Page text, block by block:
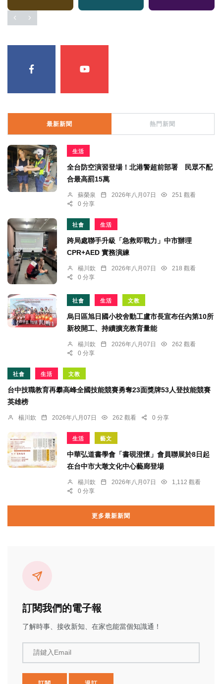
最新新聞 熱門新聞
生活
全台防空演習登場！北港警超前部署 民眾不配
合最高罰15萬
蘇榮泉 2026年八月07日
251 觀看
0 分享
社會 生活
跨局處聯手升級「急救即戰力」中市辦理
CPR+AED 實務演練
楊川欽 2026年八月07日
218 觀看
0 分享
社會 生活 文教
烏日區旭日國小校舍動工盧市長宣布任內第10所
新校開工、持續擴充教育量能
楊川欽 2026年八月07日
262 觀看
0 分享
社會 生活 文教
台中技職教育再攀高峰全國技能競賽勇奪23面獎牌53人登技能競賽
英雄榜
楊川欽 2026年八月07日 262 觀看 0 分享
生活 藝文
中華弘道書學會「書硯澄懷」會員聯展於8日起
在台中市大墩文化中心藝廊登場
楊川欽 2026年八月07日
1,112 觀看
0 分享
更多最新新聞
訂閱我們的電子報
了解時事、接收新知、在家也能當個知識通！
請鍵入Email